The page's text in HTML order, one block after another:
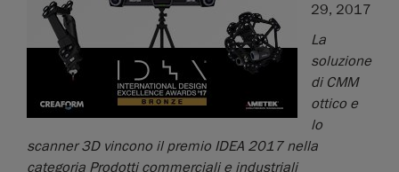
29, 2017
La
soluzione
di CMM
ottico e
lo
scanner 3D vincono il premio IDEA 2017 nella
categoria Prodotti commerciali e industriali